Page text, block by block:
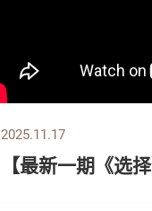
2025.11.17
【最新一期《选